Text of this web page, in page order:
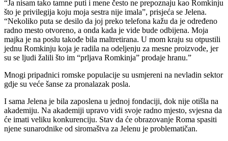
“Ja nisam tako tamne puti i mene često ne prepoznaju kao Romkinju
što je privilegija koju moja sestra nije imala”, prisjeća se Jelena.
“Nekoliko puta se desilo da joj preko telefona kažu da je određeno
radno mesto otvoreno, a onda kada je vide bude odbijena. Moja
majka je na poslu takođe bila maltretirana. U mom kraju su otpustili
jednu Romkinju koja je radila na odeljenju za mesne proizvode, jer
su se ljudi žalili što im “prljava Romkinja” prodaje hranu.”
Mnogi pripadnici romske populacije su usmjereni na nevladin sektor
gdje su veće šanse za pronalazak posla.
I sama Jelena je bila zaposlena u jednoj fondaciji, dok nije otišla na
akademiju. Na akademiji upravo vidi svoje radno mjesto, svjesna da
će imati veliku konkurenciju. Stav da će obrazovanje Roma spasiti
njene sunarodnike od siromaštva za Jelenu je problematičan.